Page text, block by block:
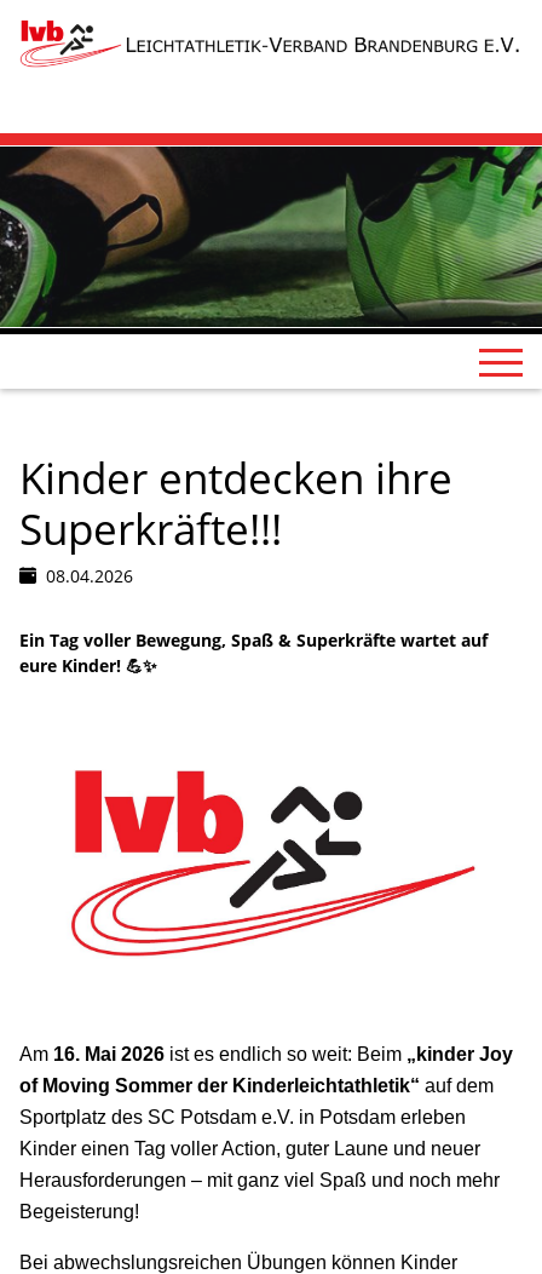
Kinder entdecken ihre
Superkräfte!!!
08.04.2026
Ein Tag voller Bewegung, Spaß & Superkräfte wartet auf
eure Kinder! 💪✨
Am 16. Mai 2026 ist es endlich so weit: Beim „kinder Joy
of Moving Sommer der Kinderleichtathletik“ auf dem
Sportplatz des SC Potsdam e.V. in Potsdam erleben
Kinder einen Tag voller Action, guter Laune und neuer
Herausforderungen – mit ganz viel Spaß und noch mehr
Begeisterung!
Bei abwechslungsreichen Übungen können Kinder